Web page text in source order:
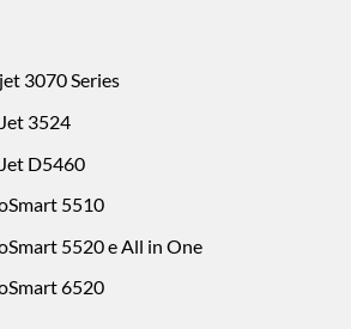
3070 Series
3524
D5460
5510
5520 e All in One
6520